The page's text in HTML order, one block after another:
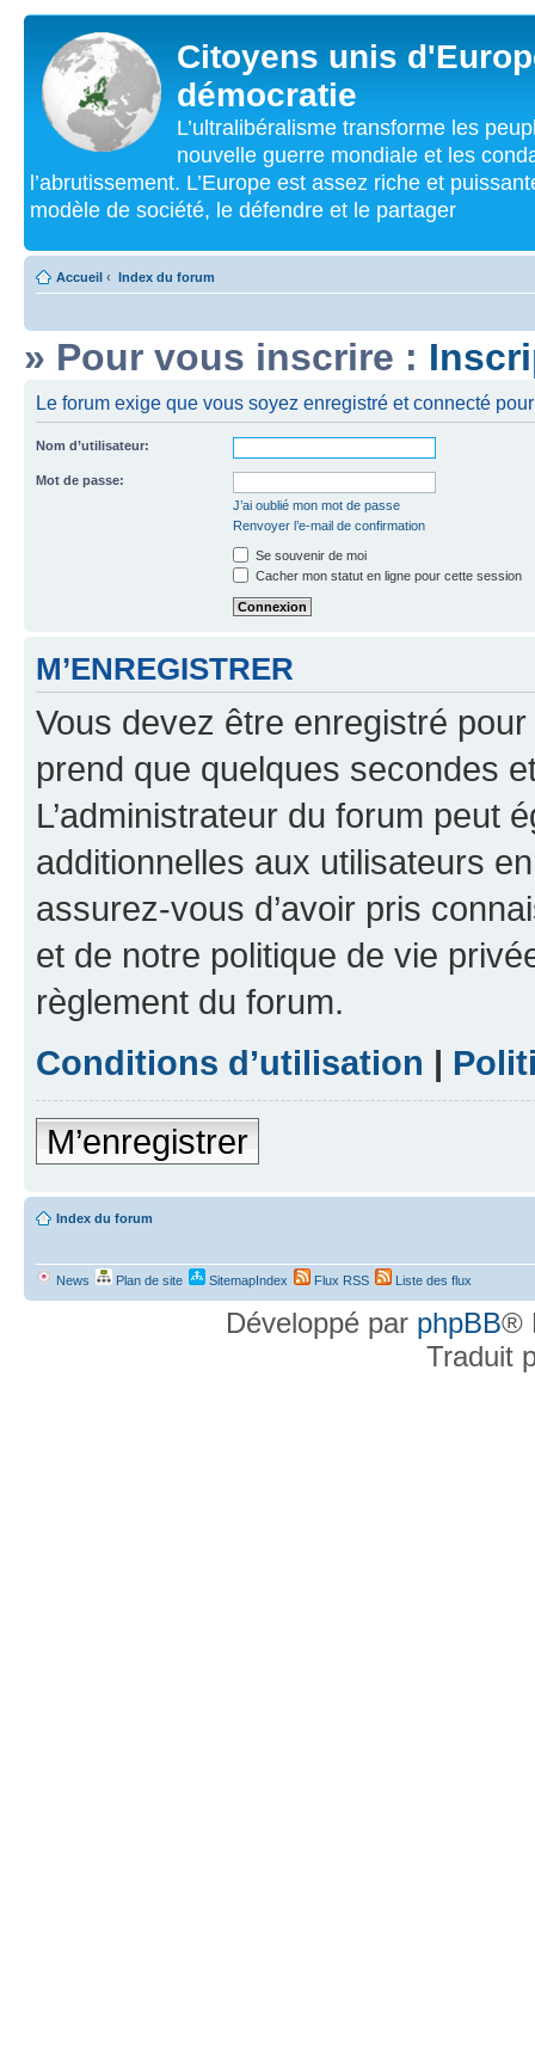
Citoyens unis
démocratie
L’ultralibéralisme transforme les
nouvelle guerre mondiale et les
l’abrutissement. L’Europe est assez riche et
modèle de société, le défendre et le partager
Accueil ‹ Index du forum
» Pour vous inscrire :
Le forum exige que vous soyez enregistré et connecté
Nom d’utilisateur:
Mot de passe:
J’ai oublié mon mot de passe
Renvoyer l’e-mail de confirmation
Se souvenir de moi
Cacher mon statut en ligne pour cette session
M’ENREGISTRER
Vous devez être enregistré
prend que quelques secondes
L’administrateur du forum peut
additionnelles aux utilisateurs
assurez-vous d’avoir pris
et de notre politique de vie
règlement du forum.
Conditions d’utilisation |
M’enregistrer
Index du forum
News Plan de site SitemapIndex Flux RSS Liste des flux
Développé par phpBB®
Traduit